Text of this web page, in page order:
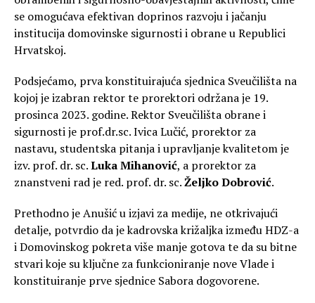
se omogućava efektivan doprinos razvoju i jačanju
institucija domovinske sigurnosti i obrane u Republici
Hrvatskoj.
Podsjećamo, prva konstituirajuća sjednica Sveučilišta na
kojoj je izabran rektor te prorektori održana je 19.
prosinca 2023. godine. Rektor Sveučilišta obrane i
sigurnosti je prof.dr.sc. Ivica Lučić, prorektor za
nastavu, studentska pitanja i upravljanje kvalitetom je
izv. prof. dr. sc.Luka Mihanović, a prorektor za
znanstveni rad je red. prof. dr. sc.Željko Dobrović.
Prethodno je Anušić u izjavi za medije, ne otkrivajući
detalje, potvrdio da je kadrovska križaljka između HDZ-a
i Domovinskog pokreta više manje gotova te da su bitne
stvari koje su ključne za funkcioniranje nove Vlade i
konstituiranje prve sjednice Sabora dogovorene.